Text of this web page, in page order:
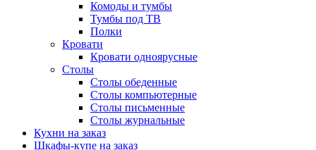
Комоды и тумбы
Тумбы под ТВ
Полки
Кровати
Кровати одноярусные
Столы
Столы обеденные
Столы компьютерные
Столы письменные
Столы журнальные
Кухни на заказ
Шкафы-купе на заказ